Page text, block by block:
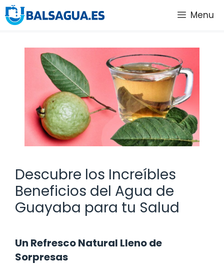
Saltar
al
Menu
Descubre los Increíbles
Beneficios del Agua de
Guayaba para tu Salud
Un Refresco Natural Lleno de
Sorpresas